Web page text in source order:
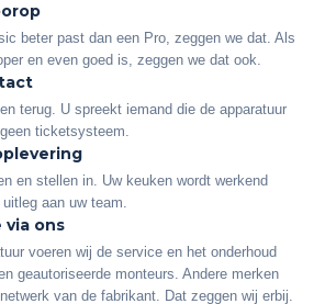
beter past dan een Pro, zeggen we dat. Als
en even goed is, zeggen we dat ook.
terug. U spreekt iemand die de apparatuur
ticketsysteem.
en stellen in. Uw keuken wordt werkend
aan uw team.
via ons
voeren wij de service en het onderhoud
geautoriseerde monteurs. Andere merken
van de fabrikant. Dat zeggen wij erbij.